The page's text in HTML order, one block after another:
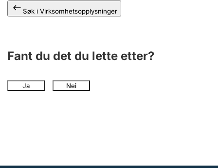
Offentlig sektor
Andre tema
Søk i Virksomhetsopplysninger
Fant du det du lette etter?
Ja Nei